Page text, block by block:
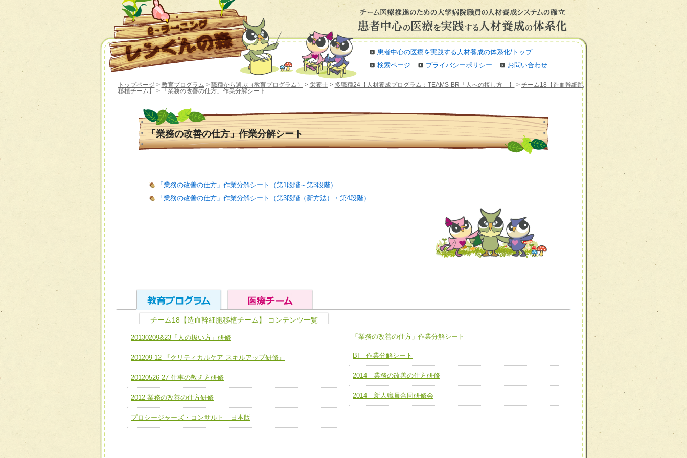
患者中心の医療を実践する人材養成の体系化/トップ
検索ページ
プライバシーポリシー お問い合わせ
トップページ > 教育プログラム > 職種から選ぶ（教育プログラム） > 栄養士> 多職種24【人材養成プログラム：TEAMS-BR「人への接し方」】 > チーム18【造血幹細胞
移植チーム】
> 「業務の改善の仕方」作業分解シート
「業務の改善の仕方」作業分解シート
「業務の改善の仕方」作業分解シート（第1段階～第3段階）
「業務の改善の仕方」作業分解シート（第3段階（新方法）・第4段階）
ユニット１ 医療人としての基礎能力
全人的医療を実践する医療人として、必要な基礎能力を身につ
ける
ユニット２ チーム医療構成力
必要に応じて柔軟に医療チームを組織し、強調できる
ユニット３ 多職種連携力
他職種の視点とスキルを学び、相互理解と連携を深める
ユニット４ 専門能力拡大・向上
各職種のスキルを拡大・向上させ、新たな可能性を広げる
人材養成のためのマネジメントおよび効果的な指導ができる
チーム01【病院内横断的問題解決チーム】
チーム02【地域医療連携推進による高度医療を必要とする在
宅患者等支援チーム】
チーム03【癌患者服薬サポートチーム】
チーム04【口腔ケアチーム】
チーム14【苦情・クレーム・暴力対応支援チーム】
チーム15【人材養成エキスパートチーム】
チーム16【放射線治療プロセス改善チーム】
チーム18【造血幹細胞移植チーム】 コンテンツ一覧
20130209&23「人の扱い方」研修
201209-12 『クリティカルケア スキルアップ研修』
20120526-27 仕事の教え方研修
2012 業務の改善の仕方研修
プロシージャーズ・コンサルト 日本版
「業務の改善の仕方」作業分解シート
BI 作業分解シート
2014 業務の改善の仕方研修
2014 新人職員合同研修会